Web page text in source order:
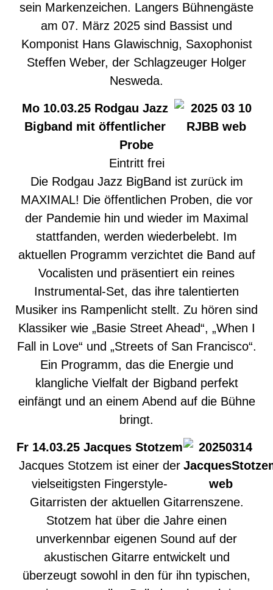
sein Markenzeichen. Langers Bühnengäste
am 07. März 2025 sind Bassist und
Komponist Hans Glawischnig, Saxophonist
Steffen Weber, der Schlagzeuger Holger
Nesweda.
Mo 10.03.25 Rodgau Jazz
Bigband mit öffentlicher
Probe
Eintritt frei
Die Rodgau Jazz BigBand ist zurück im
MAXIMAL! Die öffentlichen Proben, die vor
der Pandemie hin und wieder im Maximal
stattfanden, werden wiederbelebt. Im
aktuellen Programm verzichtet die Band auf
Vocalisten und präsentiert ein reines
Instrumental-Set, das ihre talentierten
Musiker ins Rampenlicht stellt. Zu hören sind
Klassiker wie „Basie Street Ahead“, „When I
Fall in Love“ und „Streets of San Francisco“.
Ein Programm, das die Energie und
klangliche Vielfalt der Bigband perfekt
einfängt und an einem Abend auf die Bühne
bringt.
Fr 14.03.25 Jacques Stotzem
Jacques Stotzem ist einer der
vielseitigsten Fingerstyle-
Gitarristen der aktuellen Gitarrenszene.
Stotzem hat über die Jahre einen
unverkennbar eigenen Sound auf der
akustischen Gitarre entwickelt und
überzeugt sowohl in den für ihn typischen,